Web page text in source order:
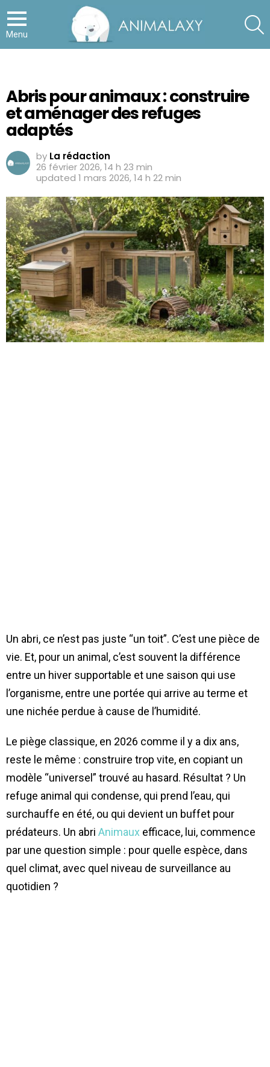
Menu
Abris pour animaux : construire
et aménager des refuges
adaptés
by La rédaction
26 février 2026, 14 h 23 min
updated 1 mars 2026, 14 h 22 min
Un abri, ce n’est pas juste “un toit”. C’est une pièce de
vie. Et, pour un animal, c’est souvent la différence
entre un hiver supportable et une saison qui use
l’organisme, entre une portée qui arrive au terme et
une nichée perdue à cause de l’humidité.
Le piège classique, en 2026 comme il y a dix ans,
reste le même : construire trop vite, en copiant un
modèle “universel” trouvé au hasard. Résultat ? Un
refuge animal qui condense, qui prend l’eau, qui
surchauffe en été, ou qui devient un buffet pour
prédateurs. Un abri Animaux efficace, lui, commence
par une question simple : pour quelle espèce, dans
quel climat, avec quel niveau de surveillance au
quotidien ?